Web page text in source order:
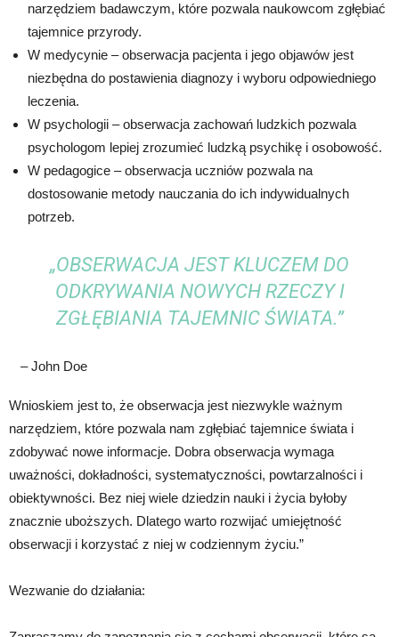
narzędziem badawczym, które pozwala naukowcom zgłębiać
tajemnice przyrody.
W medycynie – obserwacja pacjenta i jego objawów jest
niezbędna do postawienia diagnozy i wyboru odpowiedniego
leczenia.
W psychologii – obserwacja zachowań ludzkich pozwala
psychologom lepiej zrozumieć ludzką psychikę i osobowość.
W pedagogice – obserwacja uczniów pozwala na
dostosowanie metody nauczania do ich indywidualnych
potrzeb.
„OBSERWACJA JEST KLUCZEM DO
ODKRYWANIA NOWYCH RZECZY I
ZGŁĘBIANIA TAJEMNIC ŚWIATA.”
– John Doe
Wnioskiem jest to, że obserwacja jest niezwykle ważnym
narzędziem, które pozwala nam zgłębiać tajemnice świata i
zdobywać nowe informacje. Dobra obserwacja wymaga
uważności, dokładności, systematyczności, powtarzalności i
obiektywności. Bez niej wiele dziedzin nauki i życia byłoby
znacznie uboższych. Dlatego warto rozwijać umiejętność
obserwacji i korzystać z niej w codziennym życiu.”
Wezwanie do działania: